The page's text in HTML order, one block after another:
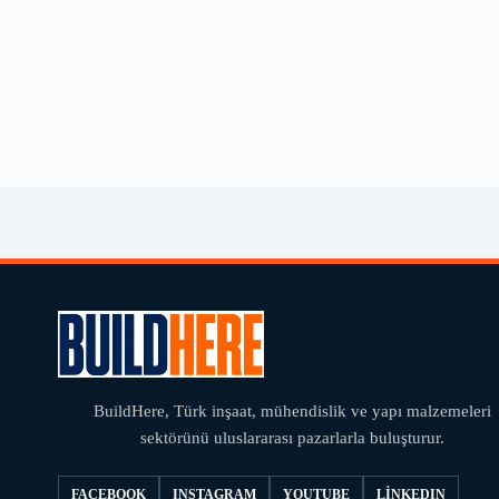
BuildHere, Türk inşaat, mühendislik ve yapı malzemeleri
sektörünü uluslararası pazarlarla buluşturur.
FACEBOOK INSTAGRAM YOUTUBE LINKEDIN